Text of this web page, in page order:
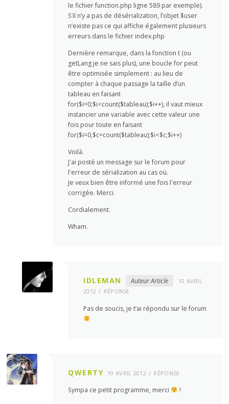
le fichier function.php ligne 589 par exemple).
S’il n’y a pas de désérialization, l’objet $user
n’existe pas ce qui affiche également plusieurs
erreurs dans le fichier index.php
Dernière remarque, dans la fonction t (ou
getLang je ne sais plus), une boucle for peut
être optimisée simplement : au lieu de
compter à chaque passage la taille d’un
tableau en faisant
for($i=0;$i<count($tableau);$i++), il vaut mieux
instancier une variable avec cette valeur une
fois pour toute en faisant
for($i=0,$c=count($tableau);$i<$c;$i++)
Voilà.
J'ai posté un message sur le forum pour
l'erreur de sérialization au cas où.
Je veux bien être informé une fois l'erreur
corrigée. Merci.
Cordialement.
Wham.
IDLEMAN Auteur Article
10 AVRIL
2012
RÉPONSE
Pas de soucis, je t’ai répondu sur le forum
QWERTY 10 AVRIL 2012 RÉPONSE
Sympa ce petit programme, merci !